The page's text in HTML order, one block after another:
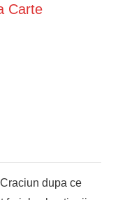
Carte
dupa ce